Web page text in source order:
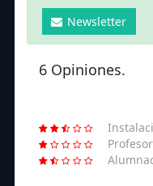
Newsletter
6 Opiniones.